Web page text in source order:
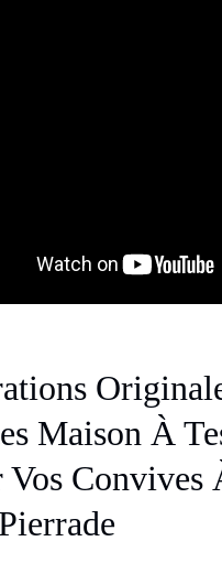
Maison À
Vos Convives